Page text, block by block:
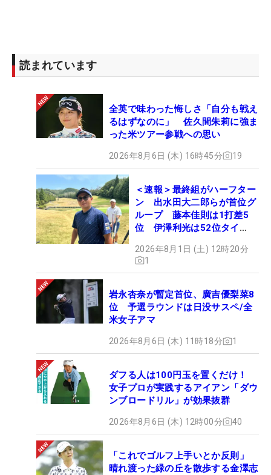
読まれています
全英で味わった悔しさ「自分も戦え
るはずなのに」 佐久間朱莉に強ま
った米ツアー参戦への思い
2026年8月6日 (木) 16時45分 19
＜速報＞最終組がハーフター
ン 出水田大二郎らが首位グ
ループ 藤本佳則は1打差5
位 伊澤利光は52位タイ
OPEN】
2026年8月1日 (土) 12時20分
1
岩永杏奈が暫定首位、廣吉優梨菜8
位 予選ラウンドは日没サスペ/全
米女子アマ
2026年8月6日 (木) 11時18分 1
ダフる人は100円玉を置くだけ！
女子プロが実践するアイアン「ダウ
ンブロードリル」が効果抜群
2026年8月6日 (木) 12時00分 40
「これでゴルフ上手いとか反則」
晴れ渡った緑の丘を散歩する金澤志